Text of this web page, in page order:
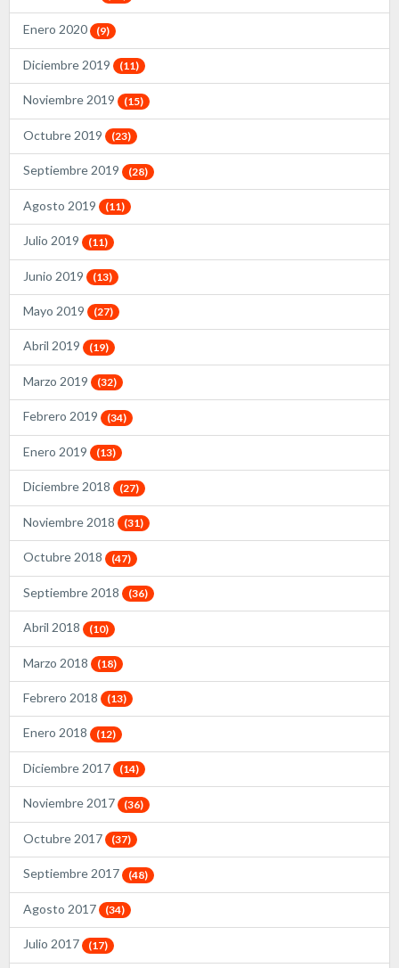
Enero 2020 (9)
Diciembre 2019 (11)
Noviembre 2019 (15)
Octubre 2019 (23)
Septiembre 2019 (28)
Agosto 2019 (11)
Julio 2019 (11)
Junio 2019 (13)
Mayo 2019 (27)
Abril 2019 (19)
Marzo 2019 (32)
Febrero 2019 (34)
Enero 2019 (13)
Diciembre 2018 (27)
Noviembre 2018 (31)
Octubre 2018 (47)
Septiembre 2018 (36)
Abril 2018 (10)
Marzo 2018 (18)
Febrero 2018 (13)
Enero 2018 (12)
Diciembre 2017 (14)
Noviembre 2017 (36)
Octubre 2017 (37)
Septiembre 2017 (48)
Agosto 2017 (34)
Julio 2017 (17)